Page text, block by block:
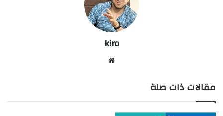
kiro
مقالات ذات صلة